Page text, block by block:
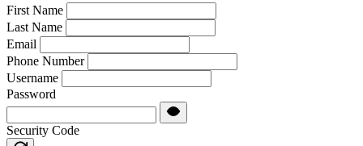
First Name
Last Name
Email
Phone Number
Username
Password
Security Code